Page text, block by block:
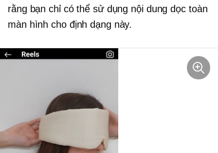
rằng bạn chỉ có thể sử dụng nội dung dọc toàn
màn hình cho định dạng này.